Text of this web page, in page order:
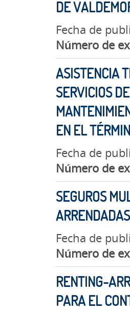
DE
Fecha de
Número de
ASISTENCIA
SERVICIOS
EN EL
Fecha de
Número de
SEGUROS
Fecha de
Número de
RENTING-
PARA EL